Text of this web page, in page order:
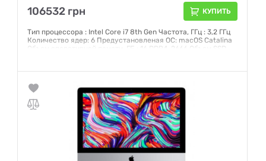
106532 грн КУПИТЬ
Тип процессора : Intel Core i7 8th Gen Частота, ГГц : 3,2 ГГц
Количество ядер: 6 Предустановленая ОС: macOS Catalina
Объем оперативной памяти, ГБ : 16 DDR4-2666 Объем SSD,
3 (USB-C), 4xUSB 3.0, Head-Out Экран: 21,5 (4096x2304) IPS
Сенсорный: нет
Гарантия: 12 месяцев